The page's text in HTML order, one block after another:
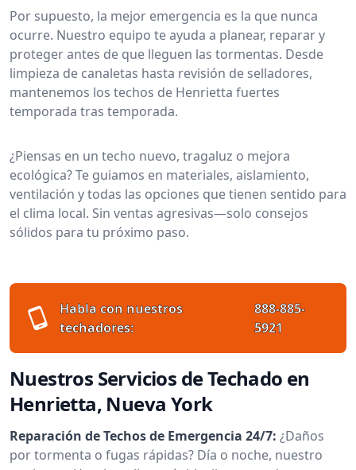
Por supuesto, la mejor emergencia es la que nunca
ocurre. Nuestro equipo te ayuda a planear, reparar y
proteger antes de que lleguen las tormentas. Desde
limpieza de canaletas hasta revisión de selladores,
mantenemos los techos de Henrietta fuertes
temporada tras temporada.
¿Piensas en un techo nuevo, tragaluz o mejora
ecológica? Te guiamos en materiales, aislamiento,
ventilación y todas las opciones que tienen sentido para
el clima local. Sin ventas agresivas—solo consejos
sólidos para tu próximo paso.
Habla con nuestros
techadores:
888-885-
5921
Nuestros Servicios de Techado en
Henrietta, Nueva York
Reparación de Techos de Emergencia 24/7: ¿Daños
por tormenta o fugas rápidas? Día o noche, nuestro